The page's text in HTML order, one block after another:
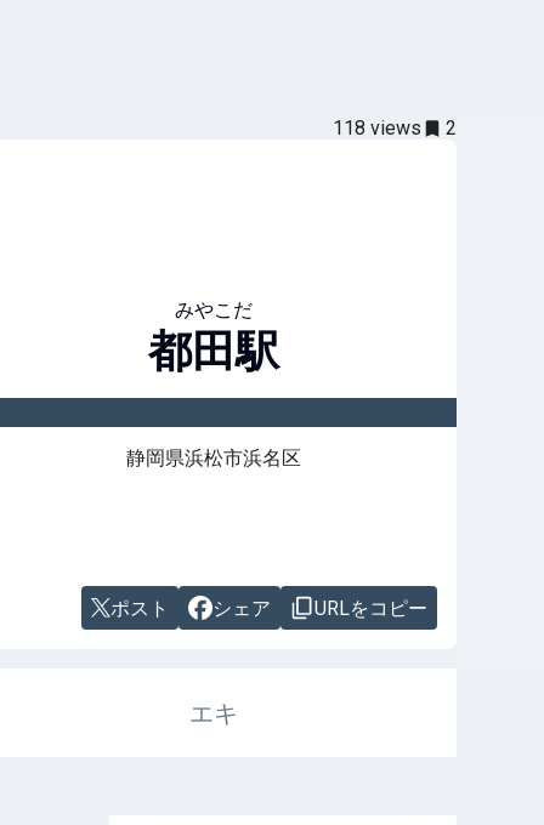
118 views 2
みやこだ
都田駅
静岡県浜松市浜名区
ポスト シェア URLをコピー
エキ